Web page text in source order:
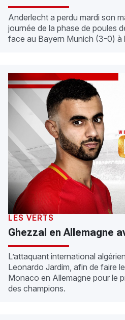
Anderlecht a perdu mardi son
journée de la phase de poules
face au Bayern Munich (3-0) à
LES VERTS
Ghezzal en Allemagne
L’attaquant international
Leonardo Jardim, afin de faire
Monaco en Allemagne pour le
des champions.